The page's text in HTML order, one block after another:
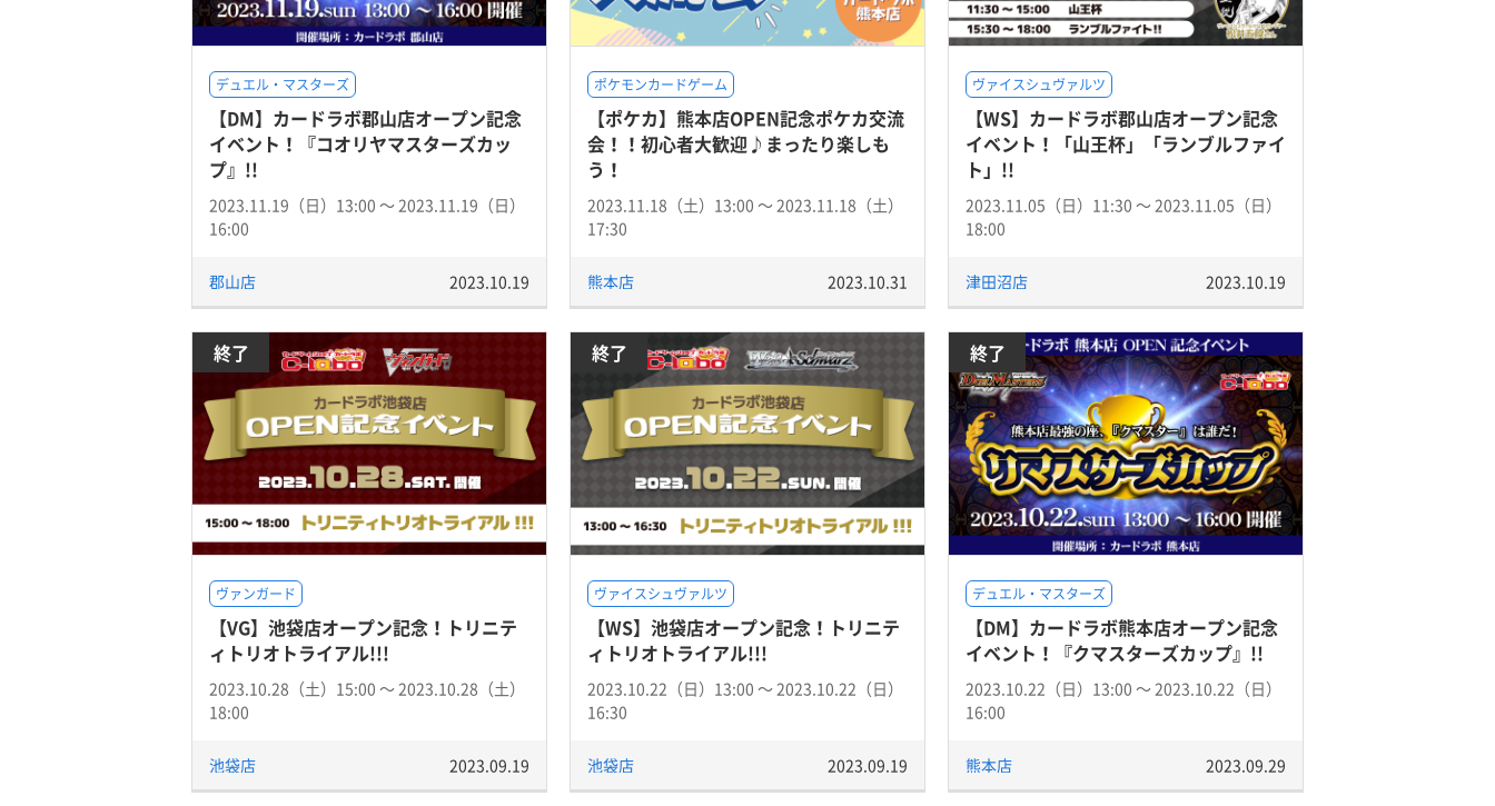
デュエル・マスターズ
【DM】カードラボ郡山店オープン記念
イベント！『コオリヤマスターズカッ
プ』!!
2023.11.19（日）13:00 〜 2023.11.19（日）
16:00
郡山店 2023.10.19
ポケモンカードゲーム
【ポケカ】熊本店OPEN記念ポケカ交流
会！！初心者大歓迎♪まったり楽しも
う！
2023.11.18（土）13:00 〜 2023.11.18（土）
17:30
熊本店 2023.10.31
ヴァイスシュヴァルツ
【WS】カードラボ郡山店オープン記念
イベント！「山王杯」「ランブルファイ
ト」!!
2023.11.05（日）11:30 〜 2023.11.05（日）
18:00
津田沼店 2023.10.19
終了
ヴァンガード
【VG】池袋店オープン記念！トリニテ
ィトリオトライアル!!!
2023.10.28（土）15:00 〜 2023.10.28（土）
18:00
池袋店 2023.09.19
終了
ヴァイスシュヴァルツ
【WS】池袋店オープン記念！トリニテ
ィトリオトライアル!!!
2023.10.22（日）13:00 〜 2023.10.22（日）
16:30
池袋店 2023.09.19
終了
デュエル・マスターズ
【DM】カードラボ熊本店オープン記念
イベント！『クマスターズカップ』!!
2023.10.22（日）13:00 〜 2023.10.22（日）
16:00
熊本店 2023.09.29